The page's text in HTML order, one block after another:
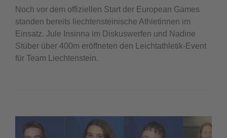
Noch vor dem offiziellen Start der European Games
standen bereits liechtensteinische Athletinnen im
Einsatz. Jule Insinna im Diskuswerfen und Nadine
Stüber über 400m eröffneten den Leichtathletik-Event
für Team Liechtenstein.